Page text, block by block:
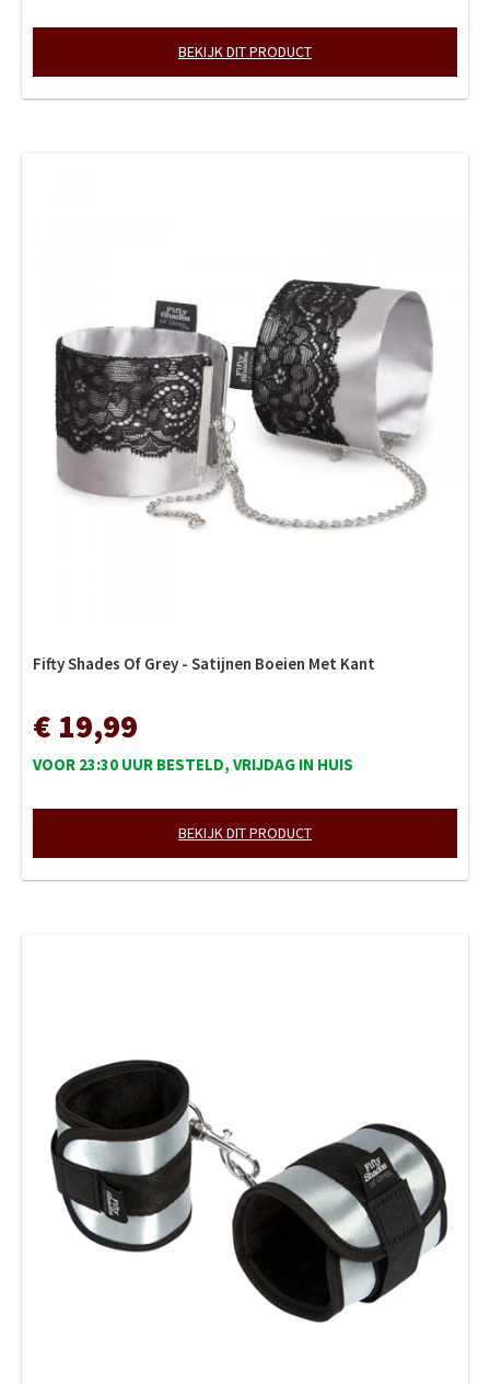
BEKIJK DIT PRODUCT
Fifty Shades Of Grey - Satijnen Boeien Met Kant
€ 19,99
VOOR 23:30 UUR BESTELD, VRIJDAG IN HUIS
BEKIJK DIT PRODUCT